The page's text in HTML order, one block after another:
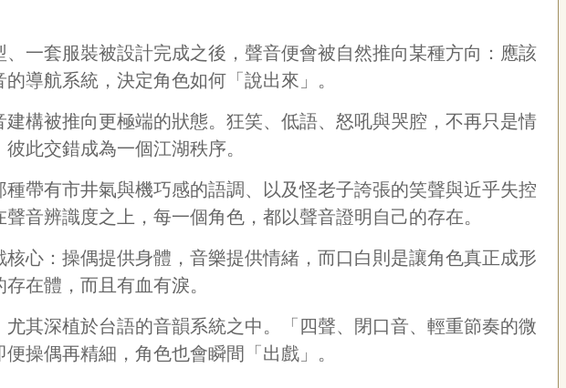
一套服裝被設計完成之後，聲音便會被自然推向某種方向：應該
導航系統，決定角色如何「說出來」。
構被推向更極端的狀態。狂笑、低語、怒吼與哭腔，不再只是情
此交錯成為一個江湖秩序。
帶有市井氣與機巧感的語調、以及怪老子誇張的笑聲與近乎失控
音辨識度之上，每一個角色，都以聲音證明自己的存在。
心：操偶提供身體，音樂提供情緒，而口白則是讓角色真正成形
在體，而且有血有淚。
其深植於台語的音韻系統之中。「四聲、閉口音、輕重節奏的微
操偶再精細，角色也會瞬間「出戲」。